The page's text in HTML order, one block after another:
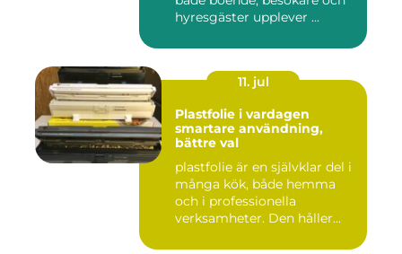
hyresgäster upplever ...
11. jul
Plastfolie i vardagen
smartare användning,
bättre val
plastfolie är en självklar del i
många kök, både hemma
och i professionella
verksamheter. Den håller...